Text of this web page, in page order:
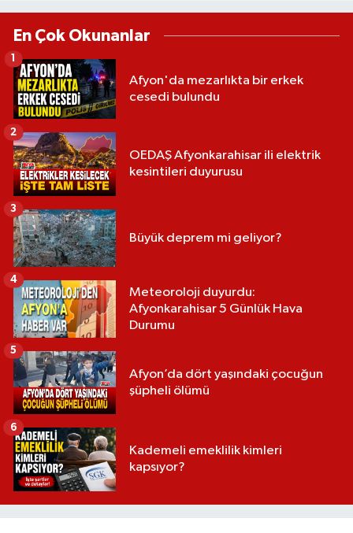
En Çok Okunanlar
Afyon'da mezarlıkta bir erkek
cesedi bulundu
1
OEDAŞ Afyonkarahisar ili elektrik
kesintileri duyurusu
2
Büyük deprem mi geliyor?
3
Meteoroloji duyurdu:
Afyonkarahisar 5 Günlük Hava
Durumu
4
Afyon’da dört yaşındaki çocuğun
şüpheli ölümü
5
Kademeli emeklilik kimleri
kapsıyor?
6